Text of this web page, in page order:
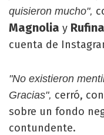
quisieron mucho",
Magnolia y Rufina
cuenta de
"No existieron
Gracias", cerró,
sobre un fondo
contundente.